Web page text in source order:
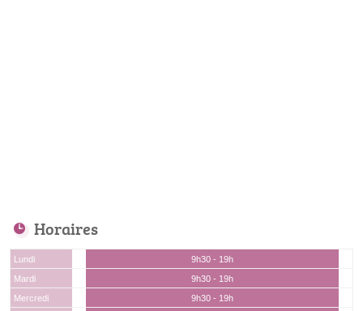
Horaires
Lundi
9h30 - 19h
Mardi
9h30 - 19h
Mercredi
9h30 - 19h